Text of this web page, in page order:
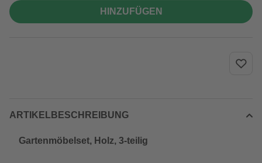
HINZUFÜGEN
ARTIKELBESCHREIBUNG
Gartenmöbelset, Holz, 3-teilig